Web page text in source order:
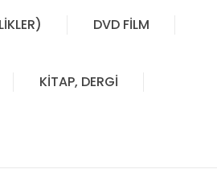
DVD FİLM
KİTAP, DERGİ